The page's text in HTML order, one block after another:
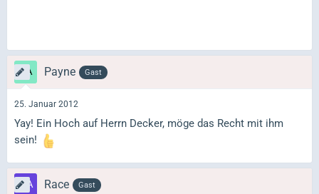
Payne Gast
25. Januar 2012
Yay! Ein Hoch auf Herrn Decker, möge das Recht mit ihm
sein!
Race Gast